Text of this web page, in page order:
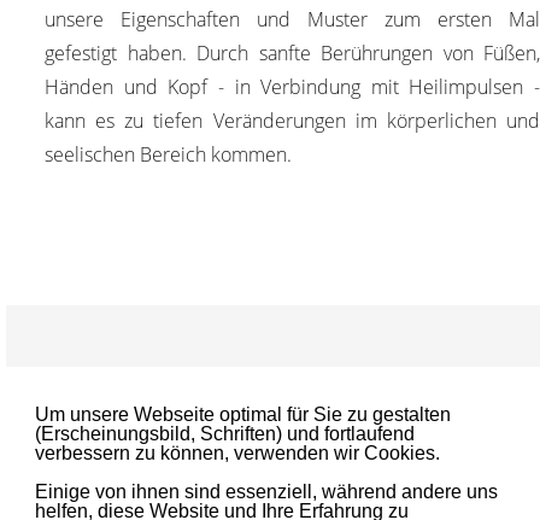
Um unsere Webseite optimal für Sie zu gestalten
(Erscheinungsbild, Schriften) und fortlaufend
verbessern zu können, verwenden wir Cookies.
Einige von ihnen sind essenziell, während andere uns
helfen, diese Website und Ihre Erfahrung zu
unsere Eigenschaften und Muster zum ersten Mal
gefestigt haben. Durch sanfte Berührungen von Füßen,
Händen und Kopf - in Verbindung mit Heilimpulsen -
kann es zu tiefen Veränderungen im körperlichen und
seelischen Bereich kommen.
Datenschutz
Login